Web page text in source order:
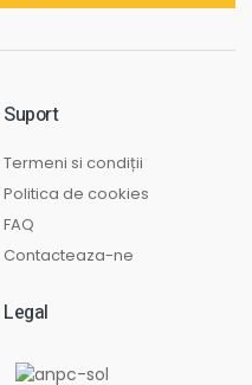
Suport
Termeni si condiții
Politica de cookies
FAQ
Contacteaza-ne
Legal